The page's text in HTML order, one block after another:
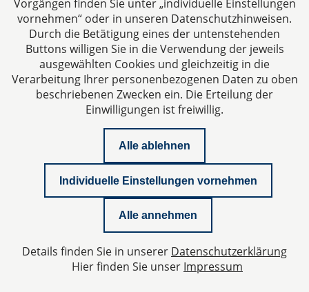
Impressum
Datenschutzerklärung
Whitepaper Geschäftsführerhaftung
Datenschutzeinstellungen
Vorgängen finden Sie unter „individuelle Einstellungen
vornehmen“ oder in unseren Datenschutzhinweisen.
Durch die Betätigung eines der untenstehenden
Buttons willigen Sie in die Verwendung der jeweils
ausgewählten Cookies und gleichzeitig in die
Verarbeitung Ihrer personenbezogenen Daten zu oben
beschriebenen Zwecken ein. Die Erteilung der
Einwilligungen ist freiwillig.
Alle ablehnen
Individuelle Einstellungen vornehmen
Alle annehmen
Details finden Sie in unserer Datenschutzerklärung
Hier finden Sie unser Impressum